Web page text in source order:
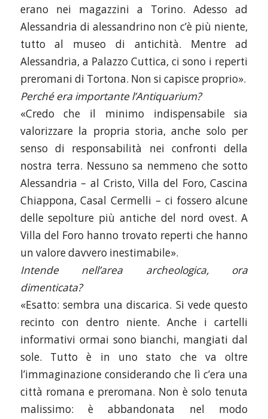
erano nei magazzini a Torino. Adesso ad
Alessandria di alessandrino non c’è più niente,
tutto al museo di antichità. Mentre ad
Alessandria, a Palazzo Cuttica, ci sono i reperti
preromani di Tortona. Non si capisce proprio».
Perché era importante l’Antiquarium?
«Credo che il minimo indispensabile sia
valorizzare la propria storia, anche solo per
senso di responsabilità nei confronti della
nostra terra. Nessuno sa nemmeno che sotto
Alessandria – al Cristo, Villa del Foro, Cascina
Chiappona, Casal Cermelli – ci fossero alcune
delle sepolture più antiche del nord ovest. A
Villa del Foro hanno trovato reperti che hanno
un valore davvero inestimabile».
Intende nell’area archeologica, ora
dimenticata?
«Esatto: sembra una discarica. Si vede questo
recinto con dentro niente. Anche i cartelli
informativi ormai sono bianchi, mangiati dal
sole. Tutto è in uno stato che va oltre
l’immaginazione considerando che lì c’era una
città romana e preromana. Non è solo tenuta
malissimo: è abbandonata nel modo